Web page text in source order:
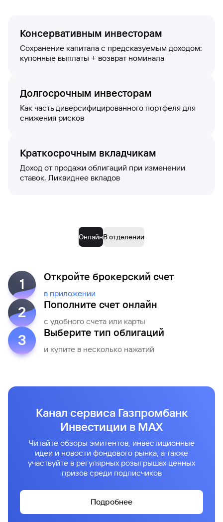
Консервативным инвесторам
Сохранение капитала с предсказуемым доходом:
купонные выплаты + возврат номинала
Долгосрочным инвесторам
Как часть диверсифицированного портфеля для
снижения рисков
Краткосрочным вкладчикам
Доход от продажи облигаций при изменении
ставок. Ликвиднее вкладов
ОнлайнВ отделении
1 Откройте брокерский счет
в приложении
2 Пополните счет онлайн
с удобного счета или карты
3 Выберите тип облигаций
и купите в несколько нажатий
Канал сервиса Газпромбанк
Инвестиции в MAX
Читайте обзоры эмитентов, инвестиционные
идеи и новости фондового рынка, а также
участвуйте в регулярных розыгрышах ценных
призов среди подписчиков
Подробнее